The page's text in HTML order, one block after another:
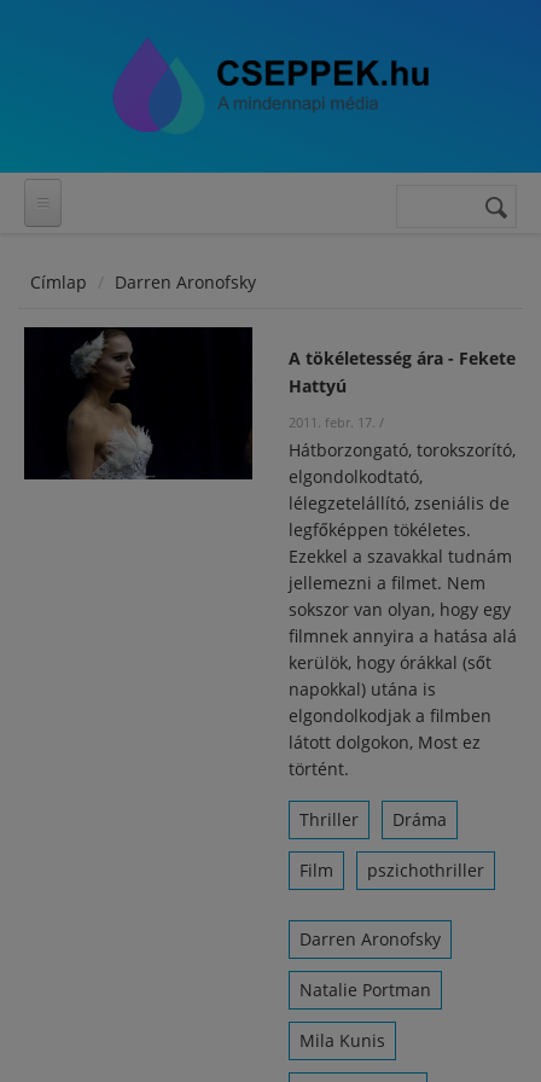
Keresés
Címlap Darren Aronofsky
A tökéletesség ára - Fekete
Hattyú
2011. febr. 17. /
Hátborzongató, torokszorító,
elgondolkodtató,
lélegzetelállító, zseniális de
legfőképpen tökéletes.
Ezekkel a szavakkal tudnám
jellemezni a filmet. Nem
sokszor van olyan, hogy egy
filmnek annyira a hatása alá
kerülök, hogy órákkal (sőt
napokkal) utána is
elgondolkodjak a filmben
látott dolgokon, Most ez
történt.
Thriller Dráma
Film pszichothriller
Darren Aronofsky
Natalie Portman
Mila Kunis